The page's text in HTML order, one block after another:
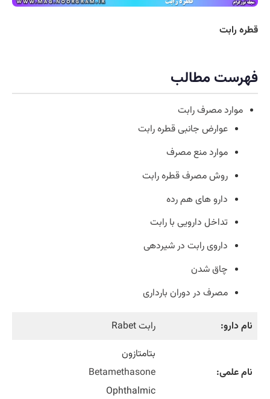
قطره رابت
فهرست مطالب
موارد مصرف رابت
عوارض جانبی قطره رابت
موارد منع مصرف
روش مصرف قطره رابت
دارو های هم رده
تداخل دارویی با رابت
داروی رابت در شیردهی
چاق شدن
مصرف در دوران بارداری
نام دارو: رابت Rabet
نام علمی:
بتامتازون
Betamethasone
Ophthalmic